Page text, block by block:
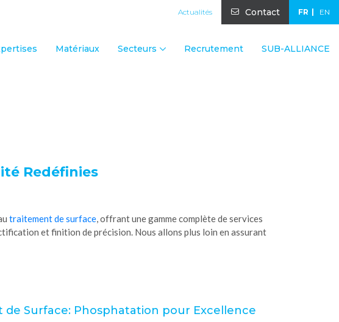
Actualités Contact FR EN
Matériaux Secteurs Recrutement SUB-ALLIANCE
Redéfinies
traitement de surface, offrant une gamme complète de services
et finition de précision. Nous allons plus loin en assurant
de Surface: Phosphatation pour Excellence